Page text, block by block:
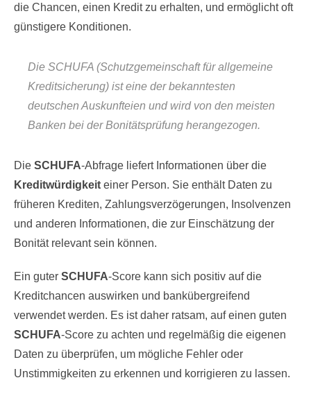
die Chancen, einen Kredit zu erhalten, und ermöglicht oft
günstigere Konditionen.
Die SCHUFA (Schutzgemeinschaft für allgemeine
Kreditsicherung) ist eine der bekanntesten
deutschen Auskunfteien und wird von den meisten
Banken bei der Bonitätsprüfung herangezogen.
Die SCHUFA-Abfrage liefert Informationen über die
Kreditwürdigkeit einer Person. Sie enthält Daten zu
früheren Krediten, Zahlungsverzögerungen, Insolvenzen
und anderen Informationen, die zur Einschätzung der
Bonität relevant sein können.
Ein guter SCHUFA-Score kann sich positiv auf die
Kreditchancen auswirken und bankübergreifend
verwendet werden. Es ist daher ratsam, auf einen guten
SCHUFA-Score zu achten und regelmäßig die eigenen
Daten zu überprüfen, um mögliche Fehler oder
Unstimmigkeiten zu erkennen und korrigieren zu lassen.